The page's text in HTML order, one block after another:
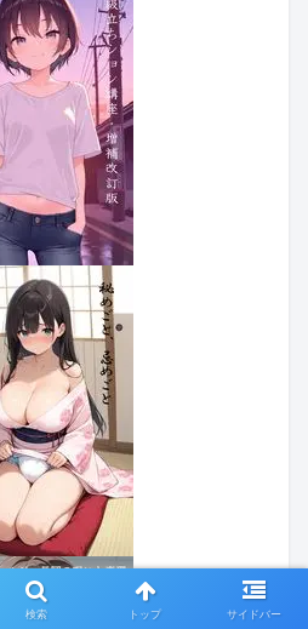
検索 トップ サイドバー